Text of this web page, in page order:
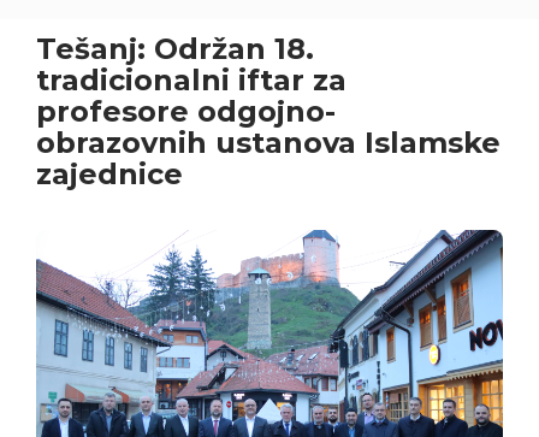
Tešanj: Održan 18.
tradicionalni iftar za
profesore odgojno-
obrazovnih ustanova Islamske
zajednice